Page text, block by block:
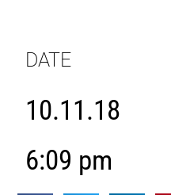
DATE
10.11.18
6:09 pm